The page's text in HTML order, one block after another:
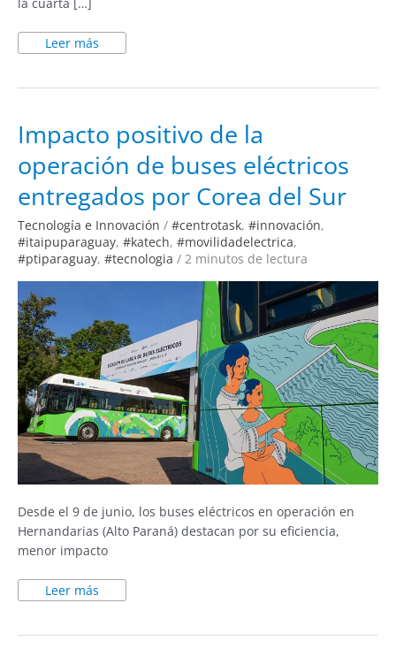
Leer más
Impacto positivo de la
operación de buses eléctricos
entregados por Corea del Sur
Tecnología e Innovación / #centrotask, #innovación,
#itaipuparaguay, #katech, #movilidadelectrica,
#ptiparaguay, #tecnologia / 2 minutos de lectura
Desde el 9 de junio, los buses eléctricos en operación en
Hernandarias (Alto Paraná) destacan por su eficiencia,
menor impacto
positivo
de
la
operación
buses
eléctricos
entregados
por
Corea
del
Sur
Leer más